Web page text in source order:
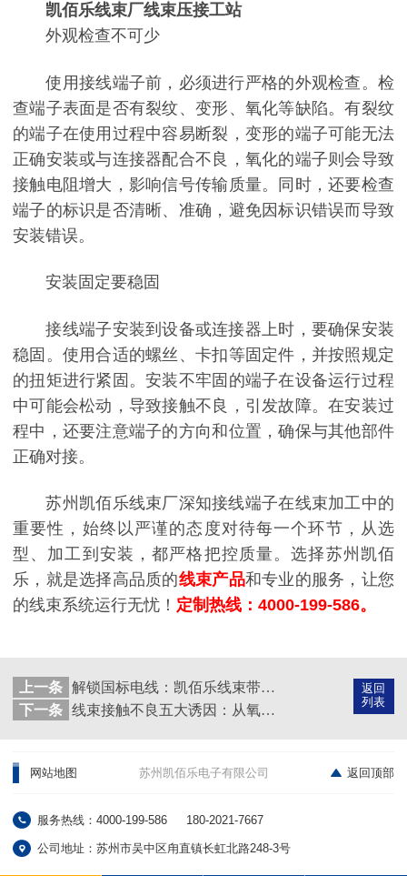
凯佰乐线束厂线束压接工站
外观检查不可少
使用接线端子前，必须进行严格的外观检查。检
查端子表面是否有裂纹、变形、氧化等缺陷。有裂纹
的端子在使用过程中容易断裂，变形的端子可能无法
正确安装或与连接器配合不良，氧化的端子则会导致
接触电阻增大，影响信号传输质量。同时，还要检查
端子的标识是否清晰、准确，避免因标识错误而导致
安装错误。
安装固定要稳固
接线端子安装到设备或连接器上时，要确保安装
稳固。使用合适的螺丝、卡扣等固定件，并按照规定
的扭矩进行紧固。安装不牢固的端子在设备运行过程
中可能会松动，导致接触不良，引发故障。在安装过
程中，还要注意端子的方向和位置，确保与其他部件
正确对接。
苏州凯佰乐线束厂深知接线端子在线束加工中的
重要性，始终以严谨的态度对待每一个环节，从选
型、加工到安装，都严格把控质量。选择苏州凯佰
乐，就是选择高品质的线束产品和专业的服务，让您
的线束系统运行无忧！ 定制热线：4000-199-586。
返回
列表
上一条
解锁国标电线：凯佰乐线束带你洞察认知与应用之道
下一条
线束接触不良五大诱因：从氧化到振动的失效分析树
网站地图 苏州凯佰乐电子有限公司 返回顶部
服务热线：4000-199-586 180-2021-7667
公司地址：苏州市吴中区甪直镇长虹北路248-3号